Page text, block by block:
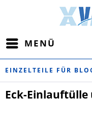
MENÜ
EINZELTEILE FÜR
Eck-Einlauftülle